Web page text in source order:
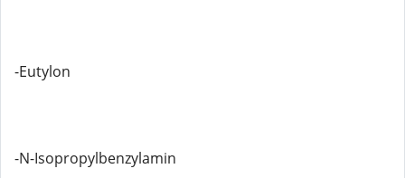
-Eutylon
-N-Isopropylbenzylamin